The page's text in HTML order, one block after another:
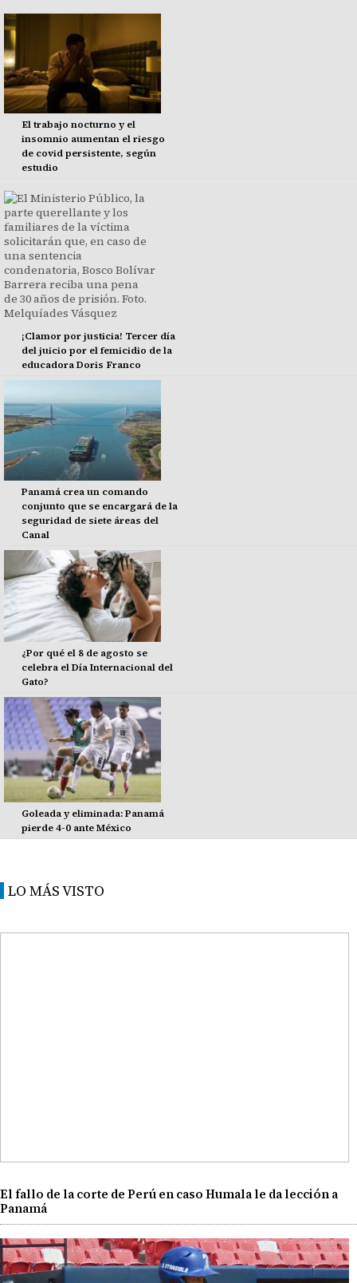
El trabajo nocturno y el
insomnio aumentan el riesgo
de covid persistente, según
estudio
¡Clamor por justicia! Tercer día
del juicio por el femicidio de la
educadora Doris Franco
Panamá crea un comando
conjunto que se encargará de la
seguridad de siete áreas del
Canal
¿Por qué el 8 de agosto se
celebra el Día Internacional del
Gato?
Goleada y eliminada: Panamá
pierde 4-0 ante México
LO MÁS VISTO
El fallo de la corte de Perú en caso Humala le da lección a
Panamá